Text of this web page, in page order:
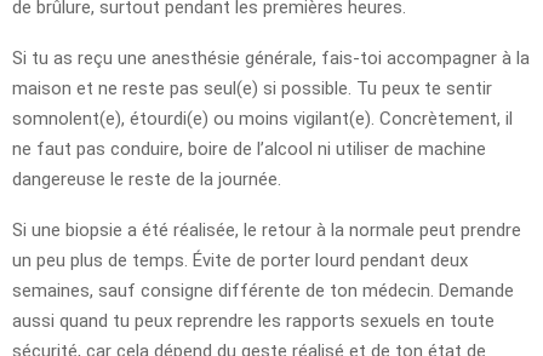
de brûlure, surtout pendant les premières heures.
Si tu as reçu une anesthésie générale, fais-toi accompagner à la
maison et ne reste pas seul(e) si possible. Tu peux te sentir
somnolent(e), étourdi(e) ou moins vigilant(e). Concrètement, il
ne faut pas conduire, boire de l’alcool ni utiliser de machine
dangereuse le reste de la journée.
Si une biopsie a été réalisée, le retour à la normale peut prendre
un peu plus de temps. Évite de porter lourd pendant deux
semaines, sauf consigne différente de ton médecin. Demande
aussi quand tu peux reprendre les rapports sexuels en toute
sécurité, car cela dépend du geste réalisé et de ton état de